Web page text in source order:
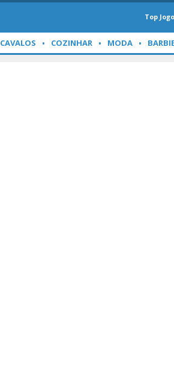
Top
CAVALOS COZINHAR MODA